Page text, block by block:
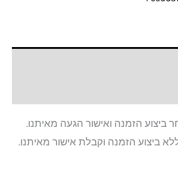
ביצוע הזמנה ואישור הגעה מאיתנו.
ביצוע הזמנה וקבלת אישור מאיתנו.